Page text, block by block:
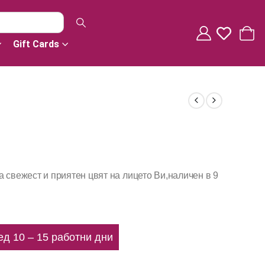
Gift Cards
свежест и приятен цвят на лицето Ви,наличен в 9
10 – 15 работни дни